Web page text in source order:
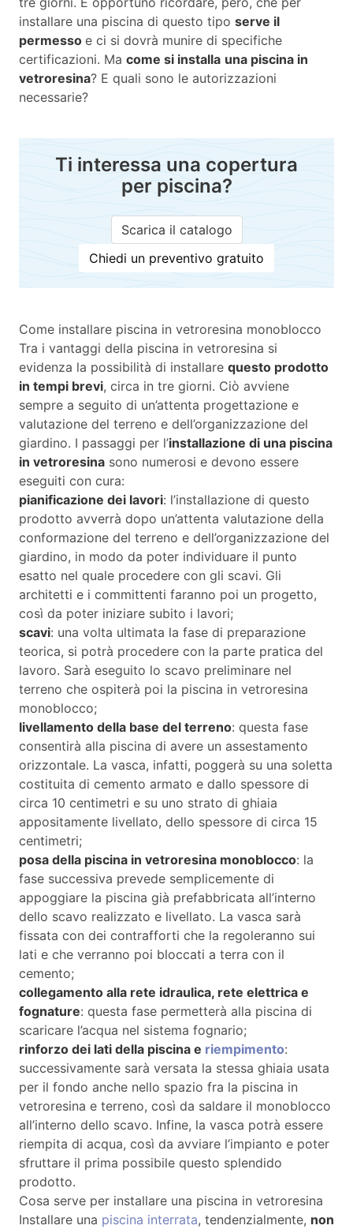
installare una piscina di questo tipo serve il
permesso e ci si dovrà munire di specifiche
certificazioni. Ma come si installa una piscina in
vetroresina? E quali sono le autorizzazioni
necessarie?
Ti interessa una copertura
per piscina?
Scarica il catalogo
Chiedi un preventivo gratuito
Come installare piscina in vetroresina monoblocco
Tra i vantaggi della piscina in vetroresina si
evidenza la possibilità di installare questo prodotto
in tempi brevi, circa in tre giorni. Ciò avviene
sempre a seguito di un’attenta progettazione e
valutazione del terreno e dell’organizzazione del
giardino. I passaggi per l’installazione di una piscina
in vetroresina sono numerosi e devono essere
eseguiti con cura:
pianificazione dei lavori: l’installazione di questo
prodotto avverrà dopo un’attenta valutazione della
conformazione del terreno e dell’organizzazione del
giardino, in modo da poter individuare il punto
esatto nel quale procedere con gli scavi. Gli
architetti e i committenti faranno poi un progetto,
così da poter iniziare subito i lavori;
scavi: una volta ultimata la fase di preparazione
teorica, si potrà procedere con la parte pratica del
lavoro. Sarà eseguito lo scavo preliminare nel
terreno che ospiterà poi la piscina in vetroresina
monoblocco;
livellamento della base del terreno: questa fase
consentirà alla piscina di avere un assestamento
orizzontale. La vasca, infatti, poggerà su una soletta
costituita di cemento armato e dallo spessore di
circa 10 centimetri e su uno strato di ghiaia
appositamente livellato, dello spessore di circa 15
centimetri;
posa della piscina in vetroresina monoblocco: la
fase successiva prevede semplicemente di
appoggiare la piscina già prefabbricata all’interno
dello scavo realizzato e livellato. La vasca sarà
fissata con dei contrafforti che la regoleranno sui
lati e che verranno poi bloccati a terra con il
cemento;
collegamento alla rete idraulica, rete elettrica e
fognature: questa fase permetterà alla piscina di
scaricare l’acqua nel sistema fognario;
rinforzo dei lati della piscina e riempimento:
successivamente sarà versata la stessa ghiaia usata
per il fondo anche nello spazio fra la piscina in
vetroresina e terreno, così da saldare il monoblocco
all’interno dello scavo. Infine, la vasca potrà essere
riempita di acqua, così da avviare l’impianto e poter
sfruttare il prima possibile questo splendido
prodotto.
Cosa serve per installare una piscina in vetroresina
Installare una piscina interrata, tendenzialmente, non